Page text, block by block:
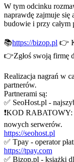
W tym odcinku
naprawdę zajmuje
budowie i przy całym
📚https://bizop.pl 👉
👉Zgłoś swoją firmę
Realizacja nagrań w
partnerów.
Partnerami są:
✅ SeoHost.pl -
❗KOD
nowych serwerów.
https://seohost.pl
✅ Tpay - operator
https://tpay.com
✅ Bizop.pl - książki